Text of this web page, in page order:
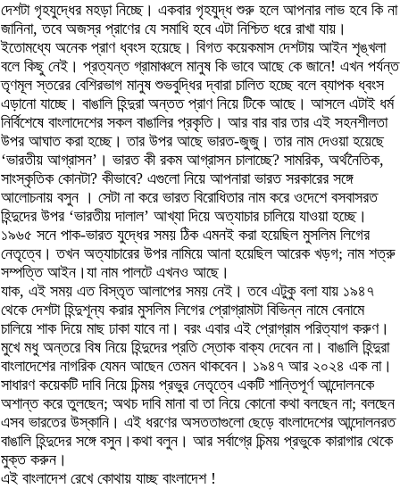
দেশটা গৃহযুদ্ধের মহড়া নিচ্ছে। একবার গৃহযুদ্ধ শুরু হলে আপনার লাভ হবে কি না
জানিনা, তবে অজস্র প্রাণের যে সমাধি হবে এটা নিশ্চিত ধরে রাখা যায়।
ইতোমধ্যে অনেক প্রাণ ধ্বংস হয়েছে। বিগত কয়েকমাস দেশটায় আইন শৃঙ্খলা
বলে কিছু নেই। প্রত্যন্ত গ্রামাঞ্চলে মানুষ কি ভাবে আছে কে জানে! এখন পর্যন্ত
তৃণমূল স্তরের বেশিরভাগ মানুষ শুভবুদ্ধির দ্বারা চালিত হচ্ছে বলে ব্যাপক ধ্বংস
এড়ানো যাচ্ছে। বাঙালি হিন্দুরা অন্তত প্রাণ নিয়ে টিকে আছে। আসলে এটাই ধর্ম
নির্বিশেষে বাংলাদেশের সকল বাঙালির প্রকৃতি। আর বার বার তার এই সহনশীলতা
উপর আঘাত করা হচ্ছে। তার উপর আছে ভারত-জুজু। তার নাম দেওয়া হয়েছে
‘ভারতীয় আগ্রাসন’। ভারত কী রকম আগ্রাসন চালাচ্ছে? সামরিক, অর্থনৈতিক,
সাংস্কৃতিক কোনটা? কীভাবে? এগুলো নিয়ে আপনারা ভারত সরকারের সঙ্গে
আলোচনায় বসুন । সেটা না করে ভারত বিরোধিতার নাম করে ওদেশে বসবাসরত
হিন্দুদের উপর ‘ভারতীয় দালাল’ আখ্যা দিয়ে অত্যাচার চালিয়ে যাওয়া হচ্ছে।
১৯৬৫ সনে পাক-ভারত যুদ্ধের সময় ঠিক এমনই করা হয়েছিল মুসলিম লিগের
নেতৃত্বে। তখন অত্যাচারের উপর নামিয়ে আনা হয়েছিল আরেক খড়গ; নাম শত্রু
সম্পত্তি আইন।যা নাম পালটে এখনও আছে।
যাক, এই সময় এত বিস্তৃত আলাপের সময় নেই। তবে এটুকু বলা যায় ১৯৪৭
থেকে দেশটা হিন্দুশূন্য করার মুসলিম লিগের প্রোগ্রামটা বিভিন্ন নামে বেনামে
চালিয়ে শাক দিয়ে মাছ ঢাকা যাবে না। বরং এবার এই প্রোগ্রাম পরিত্যাগ করুণ।
মুখে মধু অন্তরে বিষ নিয়ে হিন্দুদের প্রতি স্তোক বাক্য দেবেন না। বাঙালি হিন্দুরা
বাংলাদেশের নাগরিক যেমন আছেন তেমন থাকবেন। ১৯৪৭ আর ২০২৪ এক না।
সাধারণ কয়েকটি দাবি নিয়ে চিন্ময় প্রভুর নেতৃত্বে একটি শান্তিপূর্ণ আন্দোলনকে
অশান্ত করে তুলছেন; অথচ দাবি মানা বা তা নিয়ে কোনো কথা বলছেন না; বলছেন
এসব ভারতের উস্কানি। এই ধরণের অসততাগুলো ছেড়ে বাংলাদেশের আন্দোলনরত
বাঙালি হিন্দুদের সঙ্গে বসুন।কথা বলুন। আর সর্বাগ্রে চিন্ময় প্রভুকে কারাগার থেকে
মুক্ত করুন।
এই বাংলাদেশ রেখে কোথায় যাচ্ছ বাংলাদেশ !